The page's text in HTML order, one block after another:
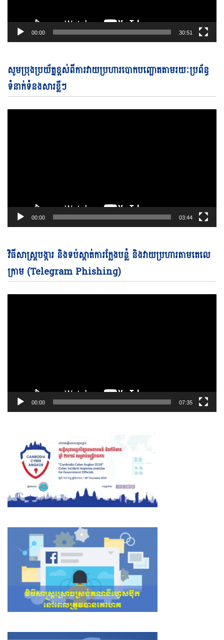
00:00 30:51
សូមប្រុងប្រយ័ត្នខ្ពស់ពីការវាយប្រហារបោកបញ្ឆោតតាមរយៈប្រព័ន្ធ
ទំនាក់ទំនងសារខ្លីៗ
00:00 03:44
វិធីសាស្ត្របង្ការ និងទប់ស្កាត់ការក្លែងបន្លំ និងវាយប្រហារតាមតេលេ
ក្រាម (Telegram Phishing)
00:00 07:35